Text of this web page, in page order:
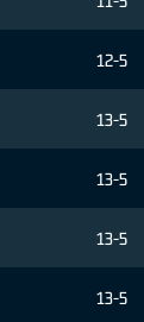
12-5
13-5
13-5
13-5
13-5